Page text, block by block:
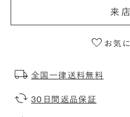
来
お気
全国一律送料無料
30日間返品保証